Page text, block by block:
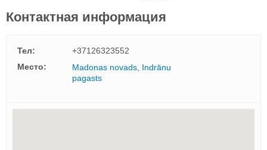
Контактная информация
Тел:
+37126323552
Mесто:
Madonas novads, Indrānu
pagasts